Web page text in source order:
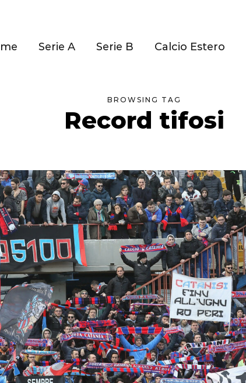
Serie A Serie B Calcio Estero
BROWSING TAG
Record tifosi